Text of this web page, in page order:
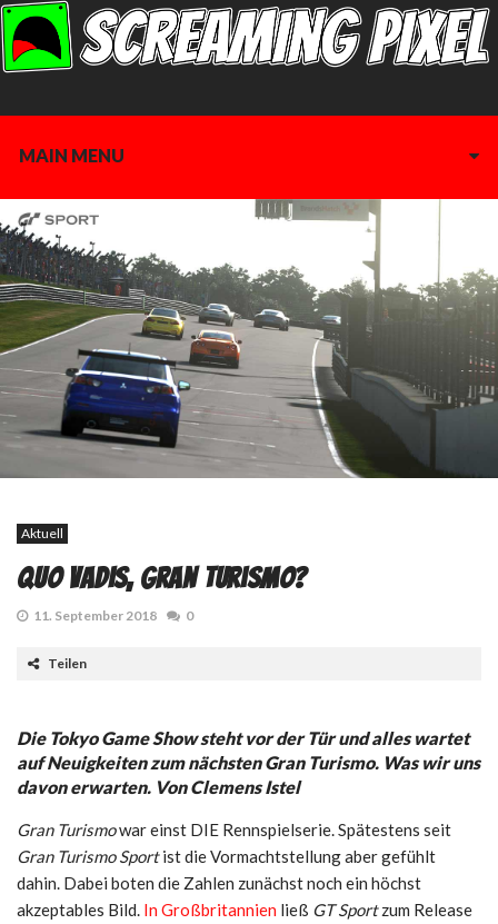
MAIN MENU
Aktuell
Quo vadis, Gran Turismo?
11. September 2018 0
Teilen
Die Tokyo Game Showsteht vor der Tür und alles wartet
auf Neuigkeiten zum nächstenGran Turismo. Was wir uns
davon erwarten. Von Clemens Istel
Gran Turismowar einst DIE Rennspielserie. Spätestens seit
Gran Turismo Sportist die Vormachtstellung aber gefühlt
dahin. Dabei boten die Zahlen zunächst noch ein höchst
akzeptables Bild. In Großbritannien ließ GT Sportzum Release